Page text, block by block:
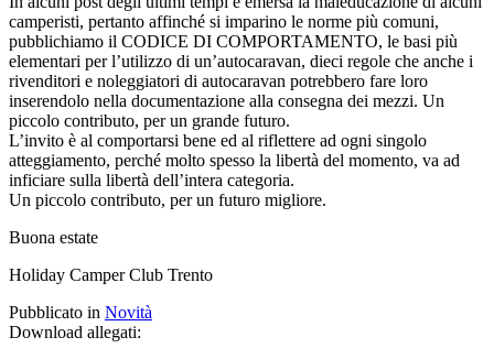
camperisti, pertanto affinché si imparino le norme più comuni,
pubblichiamo il CODICE DI COMPORTAMENTO, le basi più
elementari per l’utilizzo di un’autocaravan, dieci regole che anche i
rivenditori e noleggiatori di autocaravan potrebbero fare loro
inserendolo nella documentazione alla consegna dei mezzi. Un
piccolo contributo, per un grande futuro.
L’invito è al comportarsi bene ed al riflettere ad ogni singolo
atteggiamento, perché molto spesso la libertà del momento, va ad
inficiare sulla libertà dell’intera categoria.
Un piccolo contributo, per un futuro migliore.
Buona estate
Holiday Camper Club Trento
Pubblicato in Novità
Download allegati: